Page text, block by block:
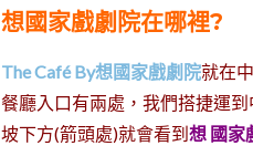
想國家戲劇院在哪裡?
The Café By想國家戲劇院就在
餐廳入口有兩處，我們搭捷運
坡下方(箭頭處)就會看到想 國家